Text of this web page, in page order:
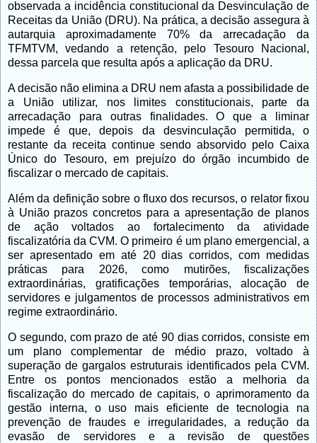
observada a incidência constitucional da Desvinculação de
Receitas da União (DRU). Na prática, a decisão assegura à
autarquia aproximadamente 70% da arrecadação da
TFMTVM, vedando a retenção, pelo Tesouro Nacional,
dessa parcela que resulta após a aplicação da DRU.
A decisão não elimina a DRU nem afasta a possibilidade de
a União utilizar, nos limites constitucionais, parte da
arrecadação para outras finalidades. O que a liminar
impede é que, depois da desvinculação permitida, o
restante da receita continue sendo absorvido pelo Caixa
Único do Tesouro, em prejuízo do órgão incumbido de
fiscalizar o mercado de capitais.
Além da definição sobre o fluxo dos recursos, o relator fixou
à União prazos concretos para a apresentação de planos
de ação voltados ao fortalecimento da atividade
fiscalizatória da CVM. O primeiro é um plano emergencial, a
ser apresentado em até 20 dias corridos, com medidas
práticas para 2026, como mutirões, fiscalizações
extraordinárias, gratificações temporárias, alocação de
servidores e julgamentos de processos administrativos em
regime extraordinário.
O segundo, com prazo de até 90 dias corridos, consiste em
um plano complementar de médio prazo, voltado à
superação de gargalos estruturais identificados pela CVM.
Entre os pontos mencionados estão a melhoria da
fiscalização do mercado de capitais, o aprimoramento da
gestão interna, o uso mais eficiente de tecnologia na
prevenção de fraudes e irregularidades, a redução da
evasão de servidores e a revisão de questões